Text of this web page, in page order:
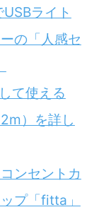
ライト
の「人感セ
て使える
）を詳し
ンセントカ
プ「fitta」